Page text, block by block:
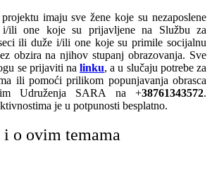
imaju sve žene koje su nezaposlene
ili one koje su prijavljene na Službu za
ili duže i/ili one koje su primile socijalnu
obzira na njihov stupanj obrazovanja. Sve
se prijaviti nalinku, a u slučaju potrebe za
ili pomoći prilikom popunjavanja obrasca
Udruženja SARA na +38761343572.
je u potpunosti besplatno.
o ovim temama